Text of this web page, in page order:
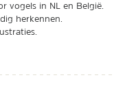
vogels in NL en België.
herkennen.